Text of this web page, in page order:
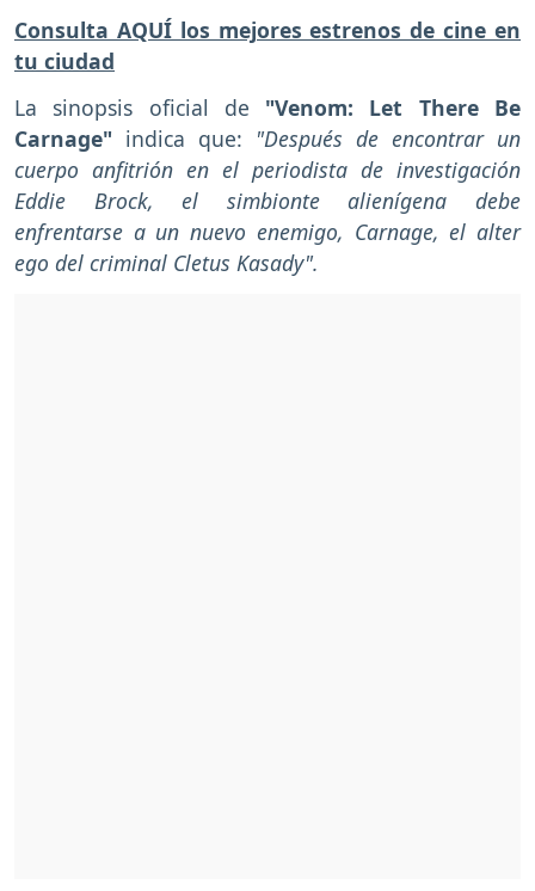
Consulta AQUÍ los mejores estrenos de cine en
tu ciudad
La sinopsis oficial de "Venom: Let There Be
Carnage" indica que: "Después de encontrar un
cuerpo anfitrión en el periodista de investigación
Eddie Brock, el simbionte alienígena debe
enfrentarse a un nuevo enemigo, Carnage, el alter
ego del criminal Cletus Kasady".